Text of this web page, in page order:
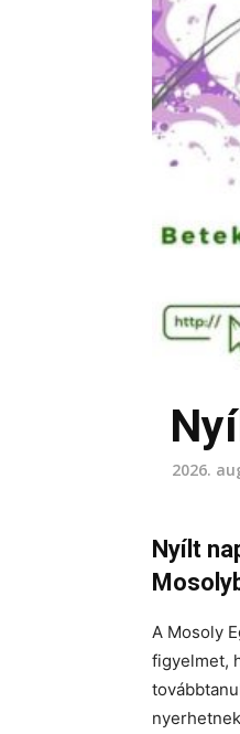
2026.
Nyílt
A Mosoly
figyelmet,